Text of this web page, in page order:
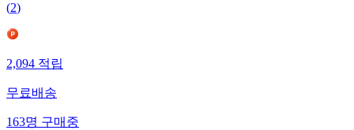
(2)
2,094 적립
무료배송
163명 구매중